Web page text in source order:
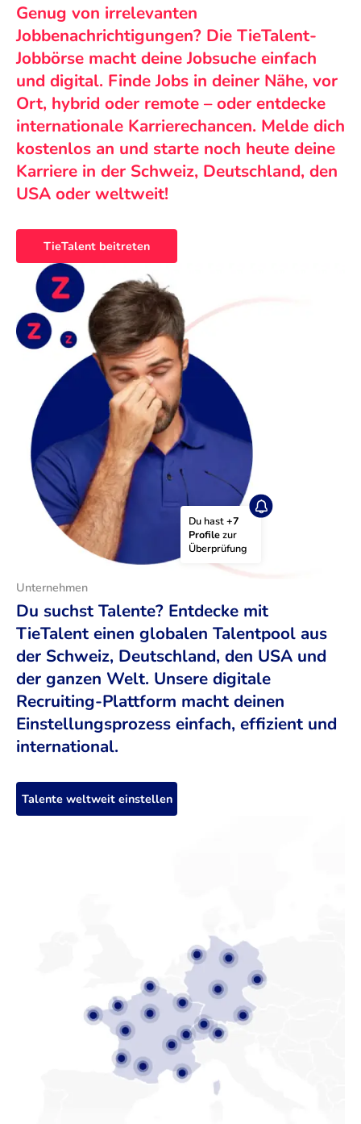
Genug von irrelevanten
Jobbenachrichtigungen? Die TieTalent-
Jobbörse macht deine Jobsuche einfach
und digital. Finde Jobs in deiner Nähe, vor
Ort, hybrid oder remote – oder entdecke
internationale Karrierechancen. Melde dich
kostenlos an und starte noch heute deine
Karriere in der Schweiz, Deutschland, den
USA oder weltweit!
TieTalent beitreten
Du hast +7
Profile zur
Überprüfung
Unternehmen
Du suchst Talente? Entdecke mit
TieTalent einen globalen Talentpool aus
der Schweiz, Deutschland, den USA und
der ganzen Welt. Unsere digitale
Recruiting-Plattform macht deinen
Einstellungsprozess einfach, effizient und
international.
Talente weltweit einstellen